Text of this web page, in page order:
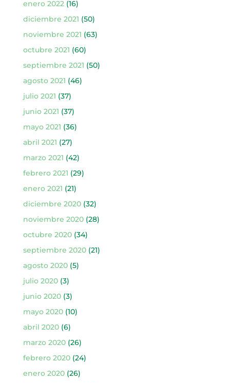
enero 2022(16)
diciembre 2021 (50)
noviembre 2021 (63)
octubre 2021 (60)
septiembre 2021 (50)
agosto 2021 (46)
julio 2021 (37)
junio 2021 (37)
mayo 2021 (36)
abril 2021 (27)
marzo 2021 (42)
febrero 2021 (29)
enero 2021 (21)
diciembre 2020(32)
noviembre 2020(28)
octubre 2020(34)
septiembre 2020(21)
agosto 2020(5)
julio 2020(3)
junio 2020(3)
mayo 2020(10)
abril 2020(6)
marzo 2020(26)
febrero 2020(24)
enero 2020(26)